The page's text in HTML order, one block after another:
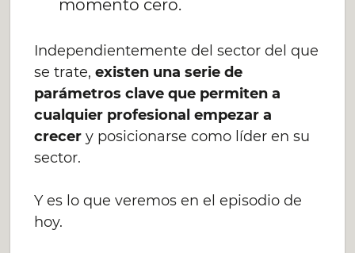
momento cero.
Independientemente del sector del que
se trate,existen una serie de
parámetros clave que permiten a
cualquier profesional empezar a
crecer y posicionarse como líder en su
sector.
Y es lo que veremos en el episodio de
hoy.